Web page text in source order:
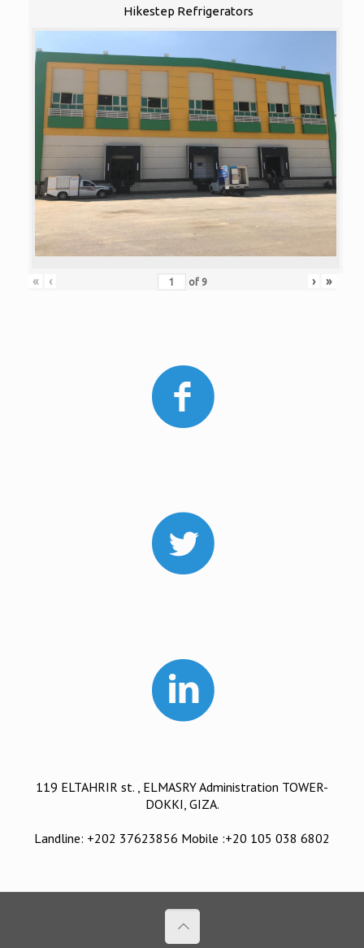
Hikestep Refrigerators
« ‹ of 9 › »
119 ELTAHRIR st. , ELMASRY Administration TOWER-
DOKKI, GIZA.
Landline: +202 37623856 Mobile :+20 105 038 6802